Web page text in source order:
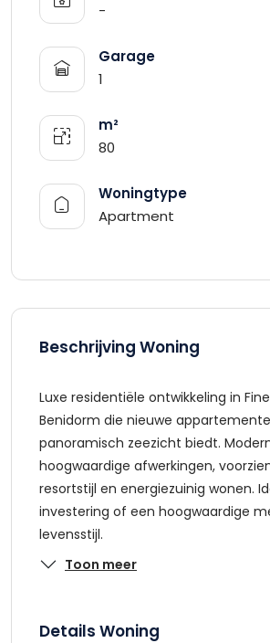
-
Garage
1
m²
80
Woningtype
Apartment
Beschrijving Woning
Luxe residentiële ontwikkeling in
Benidorm die nieuwe
panoramisch zeezicht biedt.
hoogwaardige afwerkingen,
resortstijl en energiezuinig wonen.
investering of een hoogwaardige
levensstijl.
Toon meer
Details Woning